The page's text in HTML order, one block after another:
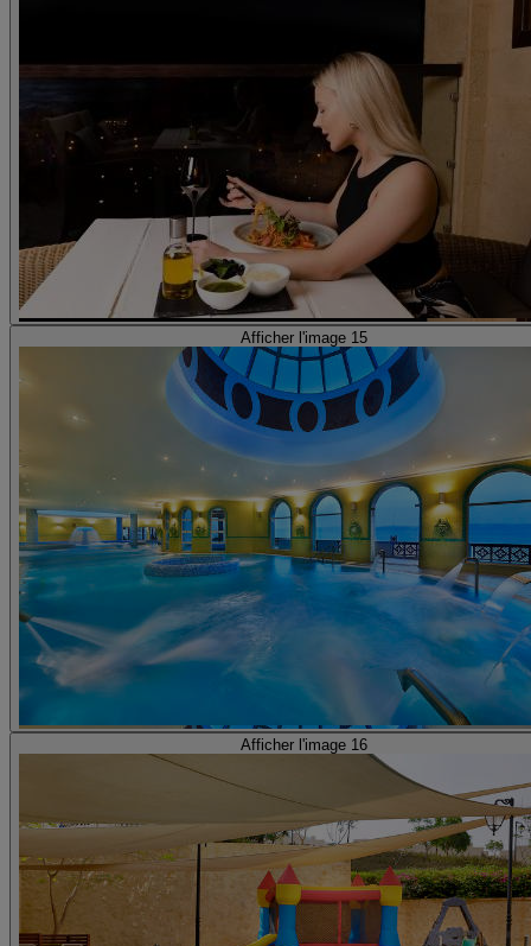
Afficher l'image 15
Afficher l'image 16